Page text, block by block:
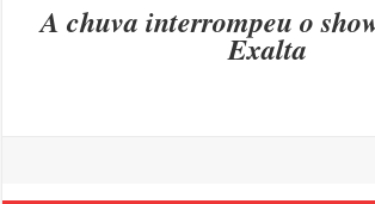
A chuva interrompeu o
Exalta